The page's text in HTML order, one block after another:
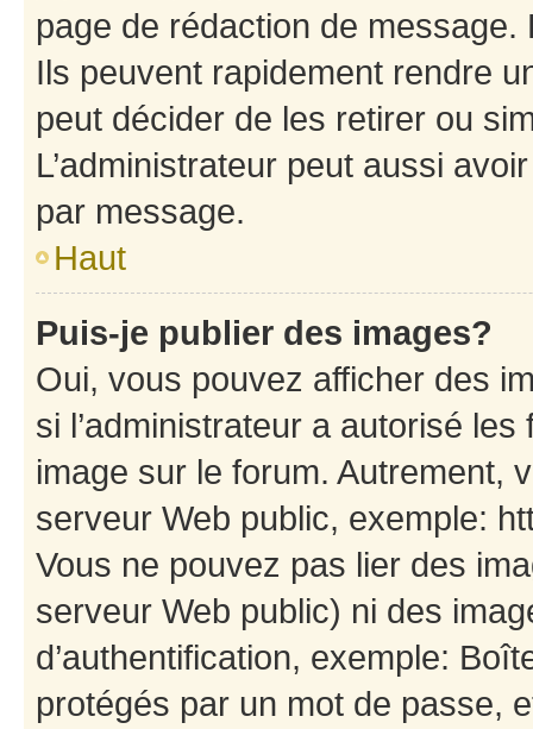
page de rédaction de
Ils peuvent rapidement rendre
peut décider de les retirer ou
L’administrateur peut aussi
par message.
Haut
Puis-je publier des images?
Oui, vous pouvez afficher des
si l’administrateur a autorisé
image sur le forum. Autrement,
serveur Web public, exemple:
Vous ne pouvez pas lier des
serveur Web public) ni des
d’authentification, exemple:
protégés par un mot de passe,